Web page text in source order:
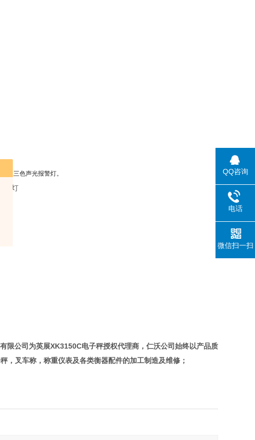
及三色声光报警灯。
警灯
限公司为英展XK3150C电子秤授权代理商，仁沃公司始终以产品质
，叉车称，称重仪表及各类衡器配件的加工制造及维修；
QQ咨询
电话
微信扫一扫